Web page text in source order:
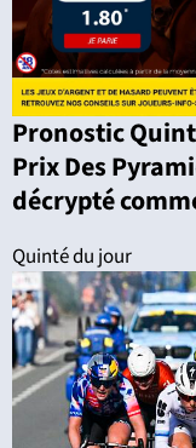
Pronostic
Prix Des
décrypté
Quinté du jour